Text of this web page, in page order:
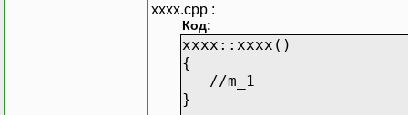
xxxx.cpp :
Код:
xxxx::xxxx()
{
//m_1
}